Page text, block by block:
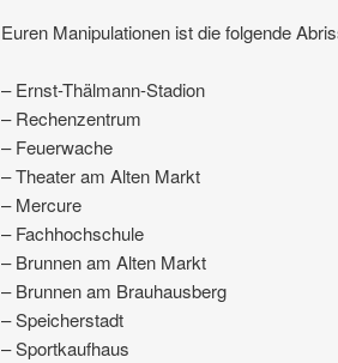
Euren Manipulationen ist die folgende
– Ernst-Thälmann-Stadion
– Rechenzentrum
– Feuerwache
– Theater am Alten Markt
– Mercure
– Fachhochschule
– Brunnen am Alten Markt
– Brunnen am Brauhausberg
– Speicherstadt
– Sportkaufhaus